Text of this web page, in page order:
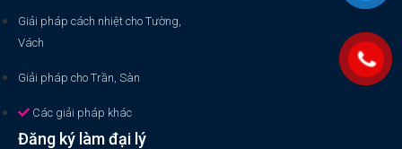
Giải pháp cách nhiệt cho Tường,
Vách
Giải pháp cho Trần, Sàn
Các giải pháp khác
Đăng ký làm đại lý